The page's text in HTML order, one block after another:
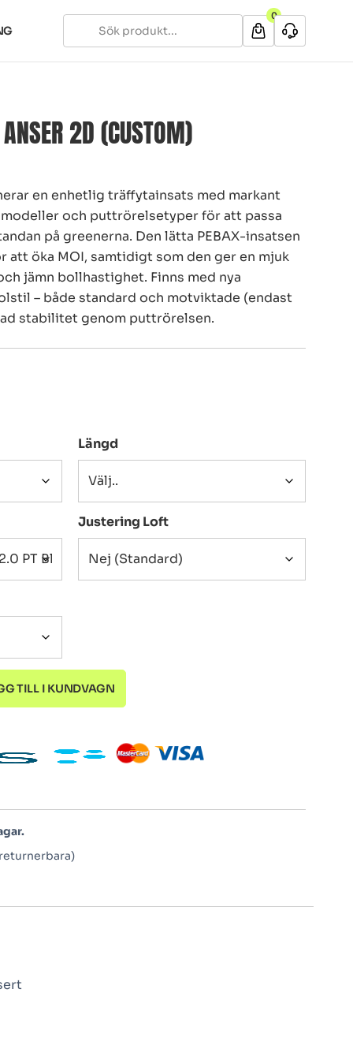
0
2D (CUSTOM)
en enhetlig träffytainsats med markant
och puttrörelsetyper för att passa
på greenerna. Den lätta PEBAX-insatsen
att öka MOI, samtidigt som den ger en mjuk
jämn bollhastighet. Finns med nya
– både standard och motviktade (endast
stabilitet genom puttrörelsen.
Längd
Justering Loft
TILL I KUNDVAGN